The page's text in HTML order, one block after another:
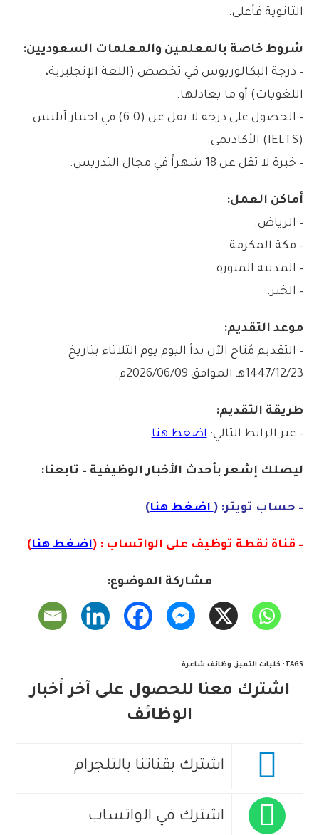
الثانوية فأعلى.
شروط خاصة بالمعلمين والمعلمات السعوديين:
– درجة البكالوريوس في تخصص (اللغة الإنجليزية،
اللغويات) أو ما يعادلها.
– الحصول على درجة لا تقل عن (6.0) في اختبار آيلتس
(IELTS) الأكاديمي.
– خبرة لا تقل عن 18 شهراً في مجال التدريس.
أماكن العمل:
– الرياض.
– مكة المكرمة.
– المدينة المنورة.
– الخبر.
موعد التقديم:
– التقديم مُتاح الآن بدأ اليوم يوم الثلاثاء بتاريخ
1447/12/23هـ الموافق 2026/06/09م.
طريقة التقديم:
– عبر الرابط التالي: اضغط هنا
ليصلك إشعربأحدث الأخبار الوظيفية – تابعنا:
– حساب تويتر: ( اضغط هنا)
– قناة نقطة توظيف على الواتساب : (اضغط هنا)
مشاركة الموضوع:
TAGS
: كليات التميز, وظائف شاغرة
اشترك معنا للحصول على آخر أخبار
الوظائف
اشترك بقناتنا بالتلجرام
اشترك في الواتساب